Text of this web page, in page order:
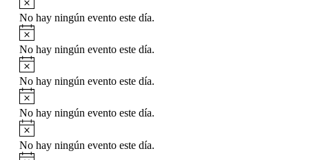
No hay ningún evento este día.
No hay ningún evento este día.
No hay ningún evento este día.
No hay ningún evento este día.
No hay ningún evento este día.